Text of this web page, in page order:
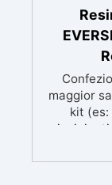
maggior
kit (es:
inizia.